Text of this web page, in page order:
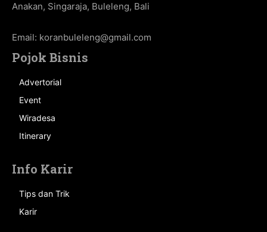
Anakan, Singaraja, Buleleng, Bali
Email: koranbuleleng@gmail.com
Pojok Bisnis
Advertorial
Event
Wiradesa
Itinerary
Info Karir
Tips dan Trik
Karir